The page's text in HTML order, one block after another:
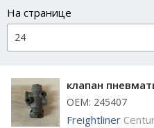
На странице
клапан
ОЕМ: 245407
Freightliner